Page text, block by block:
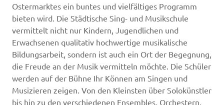
Ostermarktes ein buntes und vielfältiges Programm
bieten wird. Die Städtische Sing- und Musikschule
vermittelt nicht nur Kindern, Jugendlichen und
Erwachsenen qualitativ hochwertige musikalische
Bildungsarbeit, sondern ist auch ein Ort der Begegnung,
die Freude an der Musik vermitteln möchte. Die Schüler
werden auf der Bühne Ihr Können am Singen und
Musizieren zeigen. Von den Kleinsten über Solokünstler
bis hin zu den verschiedenen Ensembles, Orchestern,